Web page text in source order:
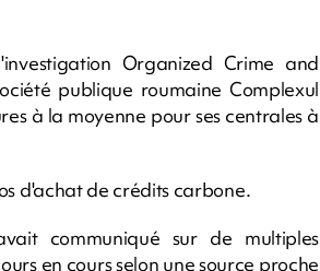
Organized Crime and
publique roumaine Complexul
à la moyenne pour ses centrales à
d'achat de crédits carbone.
communiqué sur de multiples
en cours selon une source proche